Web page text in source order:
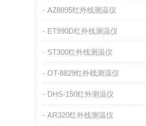
AZ8895红外线测温仪
ET990D红外线测温仪
ST300红外线测温仪
OT-8829红外线测温仪
DHS-150红外测温仪
AR320红外线测温仪